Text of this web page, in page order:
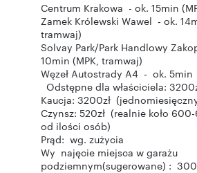
Centrum Krakowa - ok. 15min
Zamek Królewski Wawel - ok.
tramwaj)
Solvay Park/Park Handlowy
10min (MPK, tramwaj)
Węzeł Autostrady A4 - ok.
Odstępne dla właściciela:
Kaucja: 3200zł
Czynsz: 520zł (realnie koło
od ilości osób)
Prąd: wg. zużycia
Wy najęcie miejsca w garażu
podziemnym(sugerowane) :